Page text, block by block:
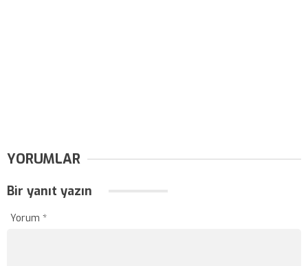
YORUMLAR
Bir yanıt yazın
Yorum *